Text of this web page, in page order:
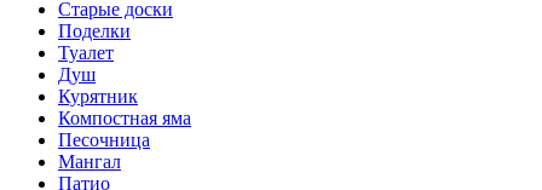
Старые доски
Поделки
Туалет
Душ
Курятник
Компостная яма
Песочница
Мангал
Патио